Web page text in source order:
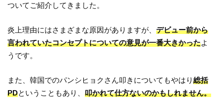
ついてご紹介してきました。
炎上理由にはさまざまな原因がありますが、デビュー前から
言われていたコンセプトについての意見が一番大きかったよ
うです。
また、韓国でのパンシヒョクさん叩きについてもやはり総括
PDということもあり、叩かれて仕方ないのかもしれません。